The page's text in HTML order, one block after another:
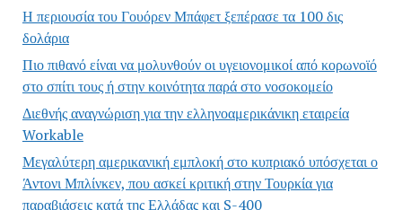
Η περιουσία του Γουόρεν Μπάφετ ξεπέρασε τα 100 δις
δολάρια
Πιο πιθανό είναι να μολυνθούν οι υγειονομικοί από κορωνοϊό
στο σπίτι τους ή στην κοινότητα παρά στο νοσοκομείο
Διεθνής αναγνώριση για την ελληνοαμερικάνικη εταιρεία
Workable
Μεγαλύτερη αμερικανική εμπλοκή στο κυπριακό υπόσχεται ο
Άντονι Μπλίνκεν, που ασκεί κριτική στην Τουρκία για
παραβιάσεις κατά της Ελλάδας και S-400